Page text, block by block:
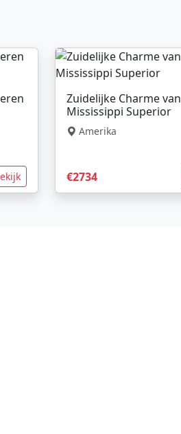
Zuidelijke Charme van
Mississippi Superior
Amerika
€2734